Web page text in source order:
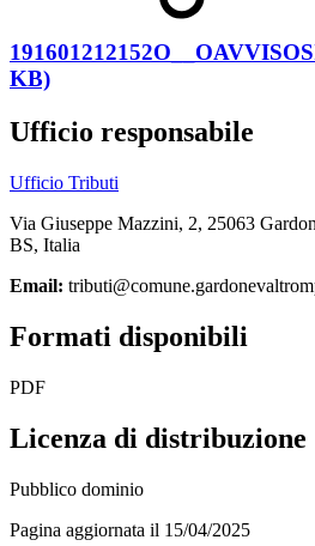
KB)
Ufficio responsabile
Ufficio Tributi
Via Giuseppe Mazzini, 2, 25063
BS, Italia
Email:
Formati disponibili
PDF
Licenza di distribuzione
Pubblico dominio
Pagina aggiornata il 15/04/2025